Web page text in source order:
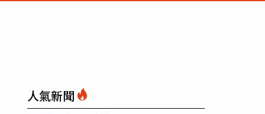
人氣新聞